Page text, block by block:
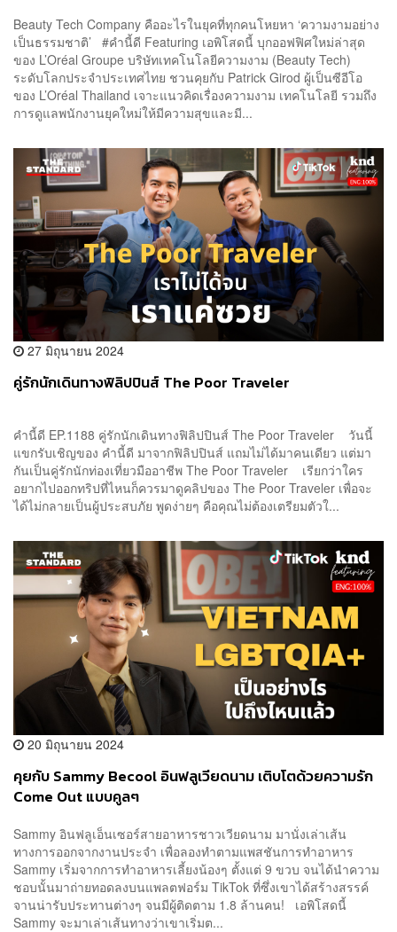
Beauty Tech Company คืออะไรในยุคที่ทุกคนโหยหา ‘ความงามอย่าง
เป็นธรรมชาติ’ #คำนี้ดี Featuring เอพิโสดนี้ บุกออฟฟิศใหม่ล่าสุด
ของ L’Oréal Groupe บริษัทเทคโนโลยีความงาม (Beauty Tech)
ระดับโลกประจำประเทศไทย ชวนคุยกับ Patrick Girod ผู้เป็นซีอีโอ
ของ L’Oréal Thailand เจาะแนวคิดเรื่องความงาม เทคโนโลยี รวมถึง
การดูแลพนักงานยุคใหม่ให้มีความสุขและมี...
27 มิถุนายน 2024
คู่รักนักเดินทางฟิลิปปินส์ The Poor Traveler
คำนี้ดี EP.1188 คู่รักนักเดินทางฟิลิปปินส์ The Poor Traveler วันนี้
แขกรับเชิญของ คำนี้ดี มาจากฟิลิปปินส์ แถมไม่ได้มาคนเดียว แต่มา
กันเป็นคู่รักนักท่องเที่ยวมืออาชีพ The Poor Traveler เรียกว่าใคร
อยากไปออกทริปที่ไหนก็ควรมาดูคลิปของ The Poor Traveler เพื่อจะ
ได้ไม่กลายเป็นผู้ประสบภัย พูดง่ายๆ คือคุณไม่ต้องเตรียมตัวใ...
20 มิถุนายน 2024
คุยกับ Sammy Becool อินฟลูเวียดนาม เติบโตด้วยความรัก
Come Out แบบคูลๆ
Sammy อินฟลูเอ็นเซอร์สายอาหารชาวเวียดนาม มานั่งเล่าเส้น
ทางการออกจากงานประจำ เพื่อลองทำตามแพสชันการทำอาหาร
Sammy เริ่มจากการทำอาหารเลี้ยงน้องๆ ตั้งแต่ 9 ขวบ จนได้นำความ
ชอบนั้นมาถ่ายทอดลงบนแพลตฟอร์ม TikTok ที่ซึ่งเขาได้สร้างสรรค์
จานน่ารับประทานต่างๆ จนมีผู้ติดตาม 1.8 ล้านคน! เอพิโสดนี้
Sammy จะมาเล่าเส้นทางว่าเขาเริ่มต...